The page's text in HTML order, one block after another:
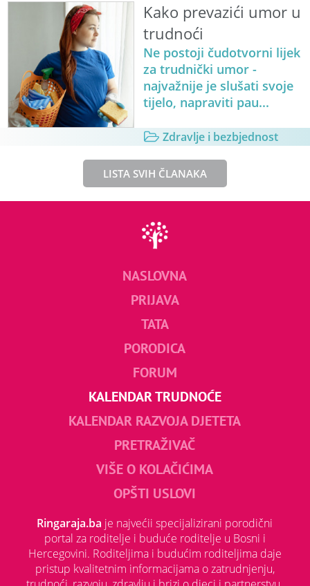
Kako prevazići umor u
trudnoći
Ne postoji čudotvorni lijek
za trudnički umor -
najvažnije je slušati svoje
tijelo, napraviti pau...
Zdravlje i bezbjednost
LISTA SVIH ČLANAKA
NASLOVNA
PRIJAVA
TATA
PORODICA
FORUM
KALENDAR TRUDNOĆE
KALENDAR RAZVOJA DJETETA
PRETRAŽIVAČ
VIŠE O KOLAČIĆIMA
OPŠTI USLOVI
Ringaraja.ba je najvećii specijalizirani porodični
portal za roditelje i buduće roditelje u Bosni i
Hercegovini. Roditeljima i budućim roditeljima daje
pristup kvalitetnim informacijama o zatrudnjenju,